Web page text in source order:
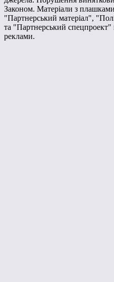
Законом. Матеріали з
"Партнерський матеріал",
та "Партнерський спецпроект"
реклами.